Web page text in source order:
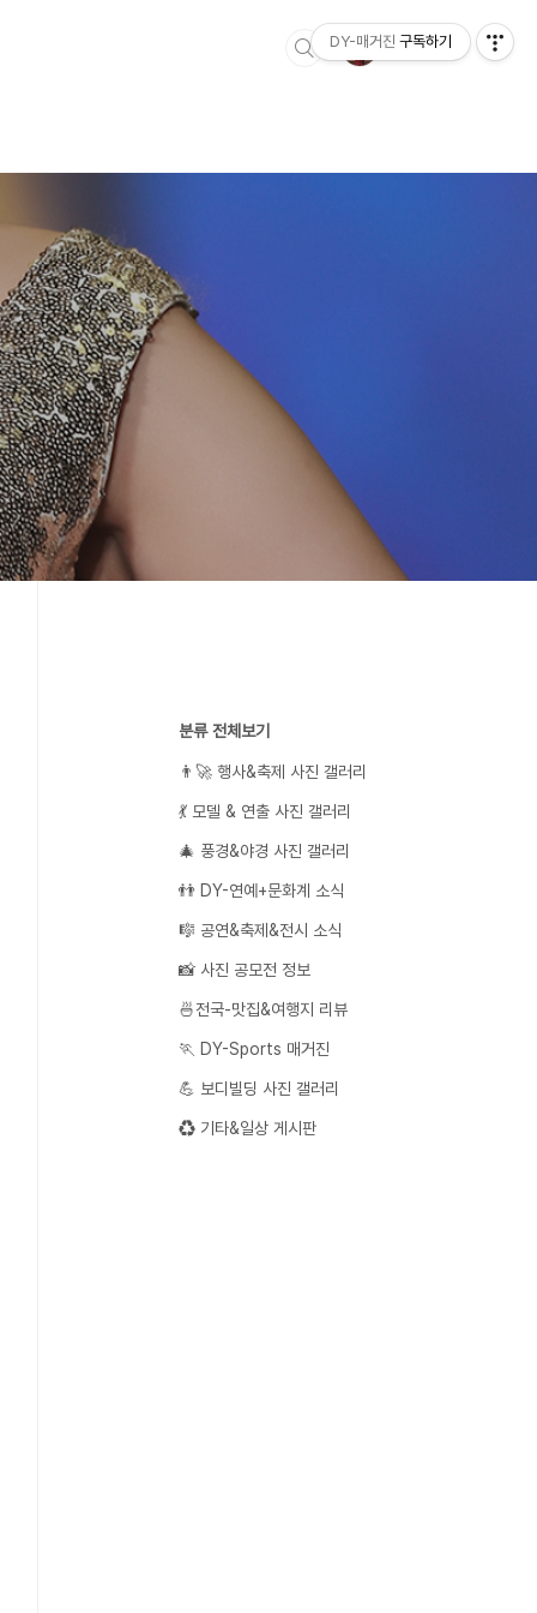
분류 전체보기
👨‍🚀 행사&축제 사진 갤러리
💃 모델 & 연출 사진 갤러리
🎄 풍경&야경 사진 갤러리
👬 DY-연예+문화계 소식
🎼 공연&축제&전시 소식
📸 사진 공모전 정보
🍜전국-맛집&여행지 리뷰
🏃 DY-Sports 매거진
💪 보디빌딩 사진 갤러리
♻️ 기타&일상 게시판
DY-매거진 구독하기